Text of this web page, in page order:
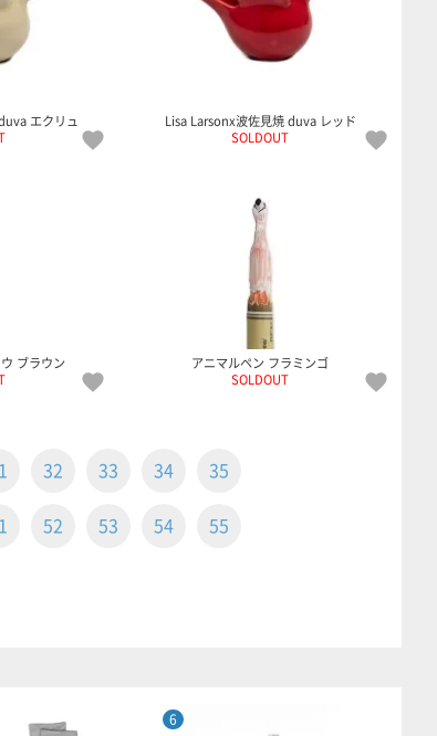
エクリュ
Lisa Larsonx波佐見焼 duva レッド
SOLDOUT
ブラウン
アニマルペン フラミンゴ
SOLDOUT
32 33 34 35
52 53 54 55